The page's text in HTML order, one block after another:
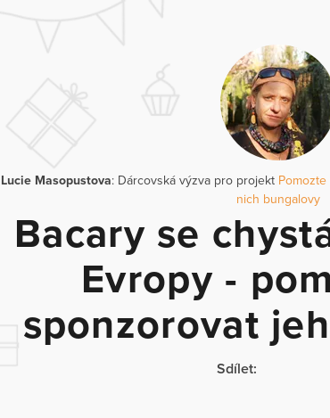
Lucie Masopustova: Dárcovská výzva pro projekt
nich bungalovy
Bacary se
Evropy -
sponzorovat
Sdílet: